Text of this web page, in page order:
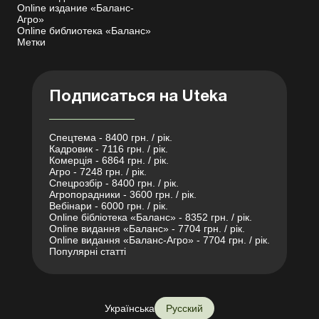
Online издание «Баланс-
Агро»
Online библиотека «Баланс»
Метки
Подписаться на Uteka
Спецтема - 8400 грн. / рік.
Кадровик - 7116 грн. / рік.
Комерція - 6864 грн. / рік.
Агро - 7248 грн. / рік.
Спецрозбір - 8400 грн. / рік.
Агропорадники - 3600 грн. / рік.
Вебінари - 6000 грн. / рік.
Online бібліотека «Баланс» - 8352 грн. / рік.
Online видання «Баланс» - 7704 грн. / рік.
Online видання «Баланс-Агро» - 7704 грн. / рік.
Популярні статті
Українська Русский